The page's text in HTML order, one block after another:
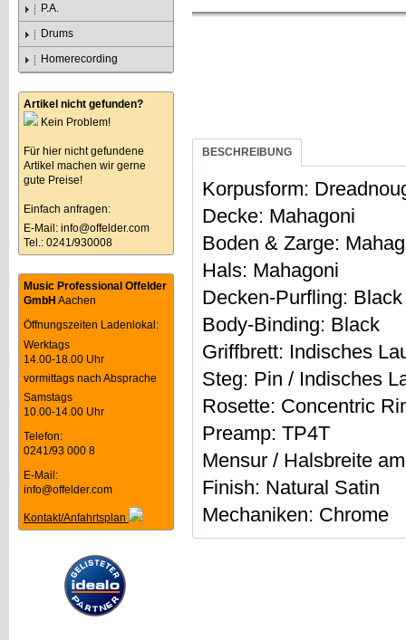
P.A.
Drums
Homerecording
Artikel nicht gefunden?
Kein Problem!
Für hier nicht gefundene
Artikel machen wir gerne
gute Preise!
Einfach anfragen:
E-Mail: info@offelder.com
Tel.: 0241/930008
Music Professional Offelder
GmbH Aachen
Öffnungszeiten Ladenlokal:
Werktags
14.00-18.00 Uhr
vormittags nach Absprache
Samstags
10.00-14.00 Uhr
Telefon:
0241/93 000 8
E-Mail:
info@offelder.com
Kontakt/Anfahrtsplan
BESCHREIBUNG
Korpusform:
Decke: Mahagoni
Boden & Zarge:
Hals: Mahagoni
Decken-Purfling:
Body-Binding: Black
Griffbrett: Indisches
Steg: Pin / Indisches
Rosette: Concentric
Preamp: TP4T
Mensur / Halsbreite
Finish: Natural Satin
Mechaniken: Chrome